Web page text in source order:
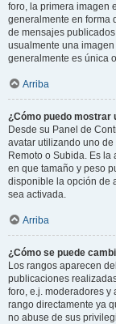
foro, la primera imagen
generalmente en forma
de mensajes
usualmente una
generalmente es única
Arriba
¿Cómo puedo mostrar
Desde su Panel de
avatar utilizando uno
Remoto o Subida. Es
en que tamaño y peso
disponible la opción de
sea activada.
Arriba
¿Cómo se puede
Los rangos aparecen
publicaciones
foro, e.j. moderadores y
rango directamente ya
no abuse de sus